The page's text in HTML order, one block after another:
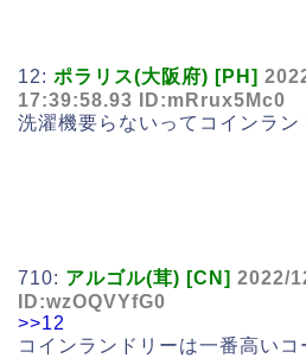
12: ポラリス(大阪府) [PH]
17:39:58.93 ID:mRrux5Mc0
洗濯機要らないってコインラン
710: アルゴル(茸) [CN] 2022/
ID:wzOQVYfG0
>>12
コインランドリーは一番高いコ